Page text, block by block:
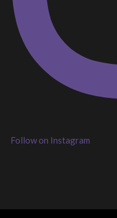
Follow on Instagram